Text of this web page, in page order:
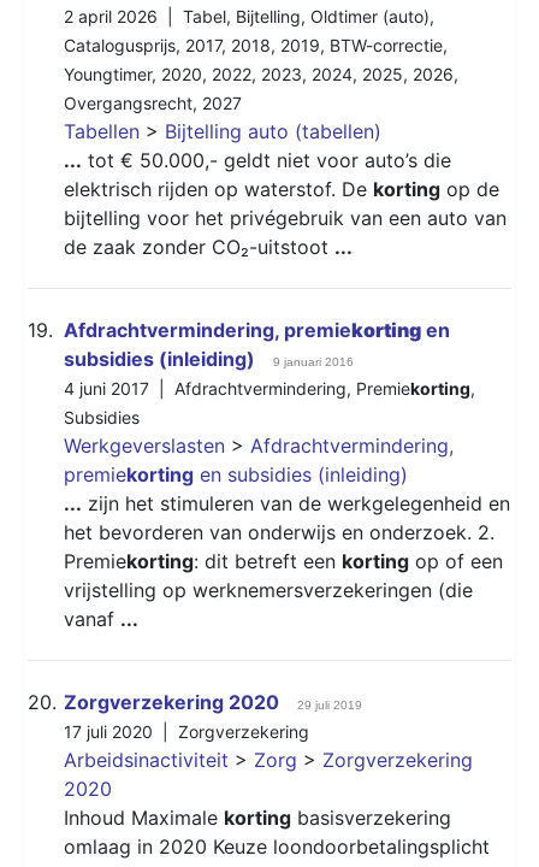
2 april 2026 | Tabel, Bijtelling, Oldtimer (auto),
Catalogusprijs, 2017, 2018, 2019, BTW-correctie,
Youngtimer, 2020, 2022, 2023, 2024, 2025, 2026,
Overgangsrecht, 2027
Tabellen > Bijtelling auto (tabellen)
... tot € 50.000,- geldt niet voor auto’s die
elektrisch rijden op waterstof. De korting op de
bijtelling voor het privégebruik van een auto van
de zaak zonder CO₂-uitstoot ...
19. Afdrachtvermindering, premiekorting en
subsidies (inleiding)
9 januari 2016
4 juni 2017 | Afdrachtvermindering, Premiekorting,
Subsidies
Werkgeverslasten > Afdrachtvermindering,
premiekorting en subsidies (inleiding)
... zijn het stimuleren van de werkgelegenheid en
het bevorderen van onderwijs en onderzoek. 2.
Premiekorting: dit betreft een korting op of een
vrijstelling op werknemersverzekeringen (die
vanaf ...
20. Zorgverzekering 2020 29 juli 2019
17 juli 2020 | Zorgverzekering
Arbeidsinactiviteit > Zorg > Zorgverzekering
2020
Inhoud Maximale korting basisverzekering
omlaag in 2020 Keuze loondoorbetalingsplicht